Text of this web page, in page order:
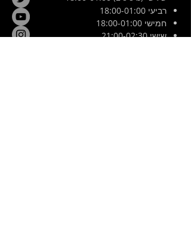
רביעי 18:00-01:00
חמישי 18:00-01:00
שישי 21:00-02:30